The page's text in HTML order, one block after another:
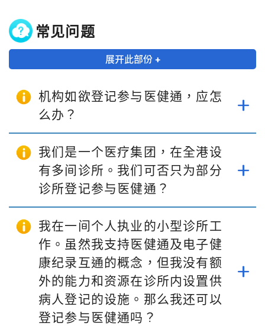
常见问题
展开此部份 +
机构如欲登记参与医健通，应怎
么办？
我们是一个医疗集团，在全港设
有多间诊所。我们可否只为部分
诊所登记参与医健通？
我在一间个人执业的小型诊所工
作。虽然我支持医健通及电子健
康纪录互通的概念，但我没有额
外的能力和资源在诊所内设置供
病人登记的设施。那么我还可以
登记参与医健通吗？